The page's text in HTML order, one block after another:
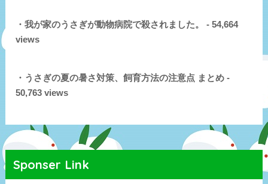
・我が家のうさぎが動物病院で殺されました。 - 54,664
views
・うさぎの夏の暑さ対策、飼育方法の注意点 まとめ -
50,763 views
Sponser Link